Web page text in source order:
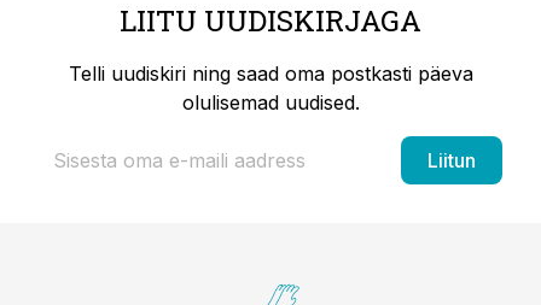
LIITU UUDISKIRJAGA
Telli uudiskiri ning saad oma postkasti päeva
olulisemad uudised.
Liitun